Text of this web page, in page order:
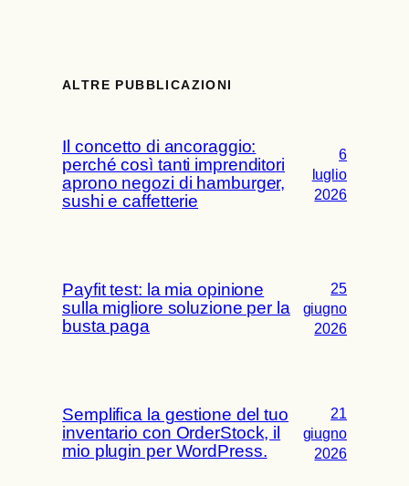
ALTRE PUBBLICAZIONI
Il concetto di ancoraggio:
perché così tanti imprenditori
aprono negozi di hamburger,
sushi e caffetterie
6
luglio
2026
Payfit test: la mia opinione
sulla migliore soluzione per la
busta paga
25
giugno
2026
Semplifica la gestione del tuo
inventario con OrderStock, il
mio plugin per WordPress.
21
giugno
2026